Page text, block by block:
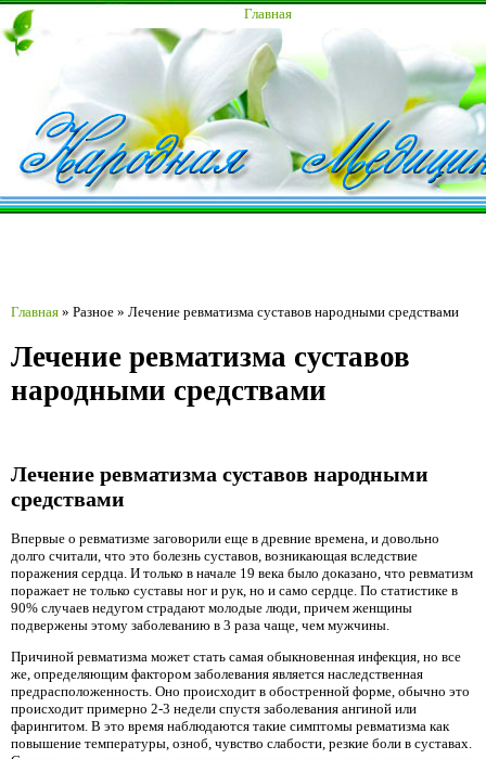
Главная
Главная » Разное » Лечение ревматизма суставов народными средствами
Лечение ревматизма суставов
народными средствами
Лечение ревматизма суставов народными
средствами
Впервые о ревматизме заговорили еще в древние времена, и довольно
долго считали, что это болезнь суставов, возникающая вследствие
поражения сердца. И только в начале 19 века было доказано, что ревматизм
поражает не только суставы ног и рук, но и само сердце. По статистике в
90% случаев недугом страдают молодые люди, причем женщины
подвержены этому заболеванию в 3 раза чаще, чем мужчины.
Причиной ревматизма может стать самая обыкновенная инфекция, но все
же, определяющим фактором заболевания является наследственная
предрасположенность. Оно происходит в обостренной форме, обычно это
происходит примерно 2-3 недели спустя заболевания ангиной или
фарингитом. В это время наблюдаются такие симптомы ревматизма как
повышение температуры, озноб, чувство слабости, резкие боли в суставах.